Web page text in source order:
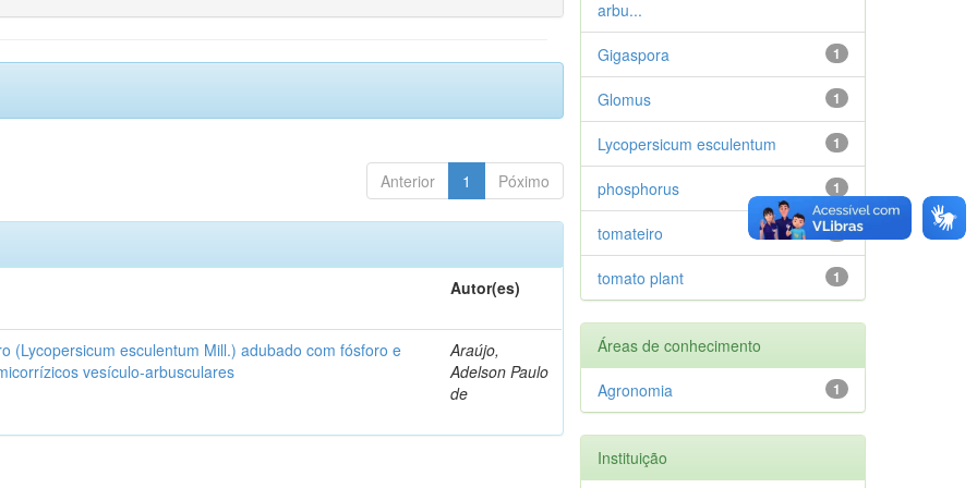
Anterior 1 Póximo
Autor(es)
(Lycopersicum esculentum Mill.) adubado com fósforo e
vesículo-arbusculares
Araújo,
Adelson Paulo
de
arbu...
1
Gigaspora
1
Glomus
1
Lycopersicum esculentum
1
phosphorus
1
tomateiro
1
tomato plant
Áreas de conhecimento
1
Agronomia
Instituição